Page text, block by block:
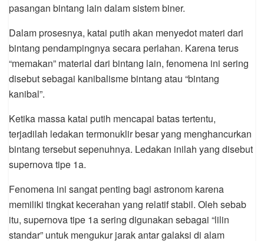
pasangan bintang lain dalam sistem biner.
Dalam prosesnya, katai putih akan menyedot materi dari
bintang pendampingnya secara perlahan. Karena terus
“memakan” material dari bintang lain, fenomena ini sering
disebut sebagai kanibalisme bintang atau “bintang
kanibal”.
Ketika massa katai putih mencapai batas tertentu,
terjadilah ledakan termonuklir besar yang menghancurkan
bintang tersebut sepenuhnya. Ledakan inilah yang disebut
supernova tipe 1a.
Fenomena ini sangat penting bagi astronom karena
memiliki tingkat kecerahan yang relatif stabil. Oleh sebab
itu, supernova tipe 1a sering digunakan sebagai “lilin
standar” untuk mengukur jarak antar galaksi di alam